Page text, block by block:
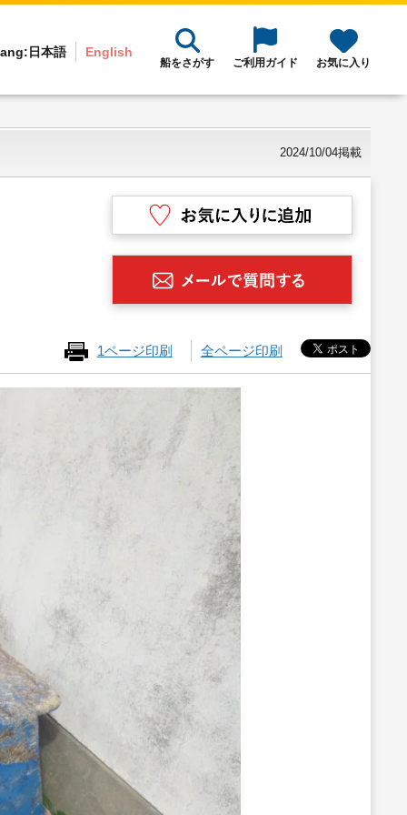
日本語 English
船をさがす ご利用ガイド お気に入り
2024/10/04掲載
1ページ印刷 全ページ印刷